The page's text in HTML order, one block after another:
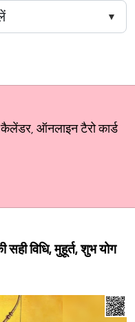
ऑनलाइन टैरो कार्ड
विधि, मुहूर्त, शुभ योग